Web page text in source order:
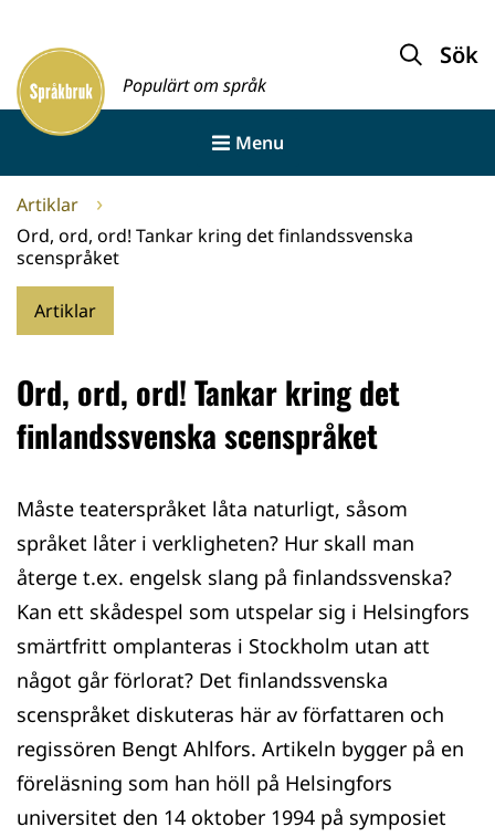
innehållet
Framsida
Populärt om språk
Sök
Menu
Artiklar
Ord, ord, ord! Tankar kring det finlandssvenska
scenspråket
Artiklar
Ord, ord, ord! Tankar kring det
finlandssvenska scenspråket
Måste teaterspråket låta naturligt, såsom
språket låter i verkligheten? Hur skall man
återge t.ex. engelsk slang på finlandssvenska?
Kan ett skådespel som utspelar sig i Helsingfors
smärtfritt omplanteras i Stockholm utan att
något går förlorat? Det finlandssvenska
scenspråket diskuteras här av författaren och
regissören Bengt Ahlfors. Artikeln bygger på en
föreläsning som han höll på Helsingfors
universitet den 14 oktober 1994 på symposiet